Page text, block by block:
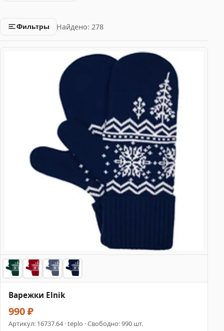
Фильтры Найдено: 278
Варежки Elnik
990 ₽
Артикул: 16737.64 · teplo · Свободно: 990 шт.